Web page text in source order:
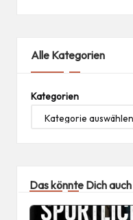
Alle Kategorien
Kategorien
Das könnte Dich